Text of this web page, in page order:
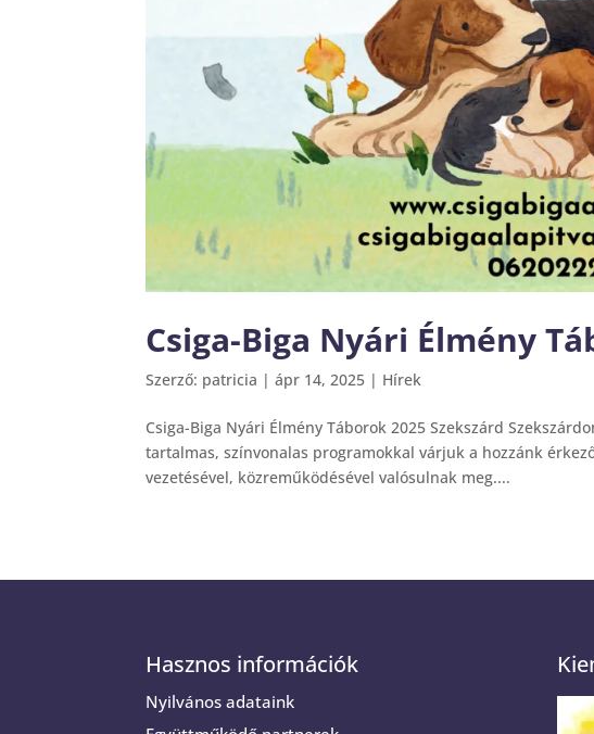
Csiga-Biga Nyári Élmény
Szerző: patricia |ápr 14, 2025 | Hírek
Csiga-Biga Nyári Élmény Táborok 2025 Szekszárd
tartalmas, színvonalas programokkal várjuk a hozzánk
vezetésével, közreműködésével valósulnak meg....
Hasznos információk
Nyilvános adataink